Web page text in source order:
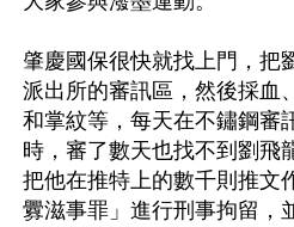
肇慶國保很快就找上門，把
派出所的審訊區，然後採血
和掌紋等，每天在不鏽鋼審
時，審了數天也找不到劉飛
把他在推特上的數千則推文
釁滋事罪」進行刑事拘留，